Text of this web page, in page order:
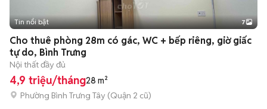
+2
Tin nổi bật 7
Cho thuê phòng 28m có gác, WC + bếp riêng, giờ giấc
tự do, Bình Trưng
Nội thất đầy đủ
4,9 triệu/tháng28 m²
Phường Bình Trưng Tây (Quận 2 cũ)